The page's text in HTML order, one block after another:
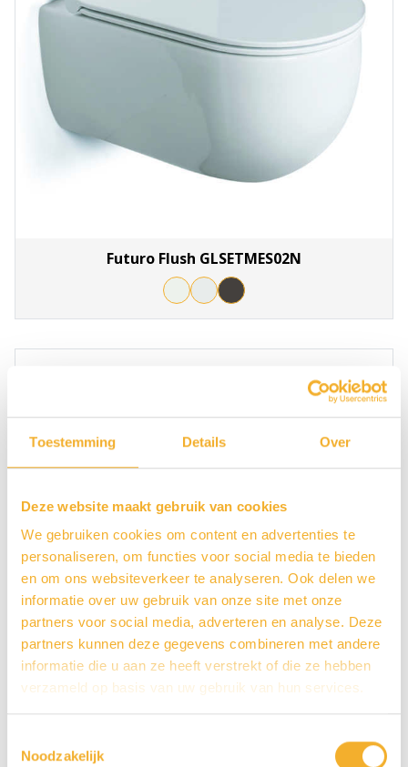
Toestemming Details Over
Deze website maakt gebruik van cookies
We gebruiken cookies om content en advertenties te
personaliseren, om functies voor social media te bieden
en om ons websiteverkeer te analyseren. Ook delen we
informatie over uw gebruik van onze site met onze
partners voor social media, adverteren en analyse. Deze
partners kunnen deze gegevens combineren met andere
informatie die u aan ze heeft verstrekt of die ze hebben
verzameld op basis van uw gebruik van hun services.
Noodzakelijk
Futuro Flush GLSETMES02N
Futuro Flush Compact GLSETMES03N